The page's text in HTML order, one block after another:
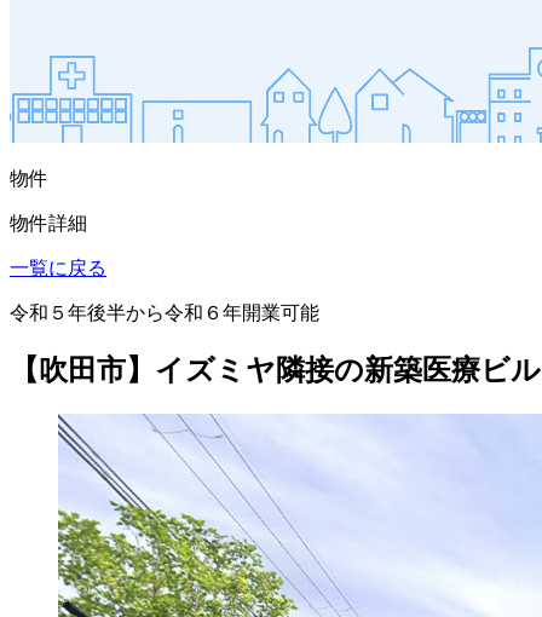
物件
物件詳細
一覧に戻る
令和５年後半から令和６年開業可能
【吹田市】イズミヤ隣接の新築医療ビル